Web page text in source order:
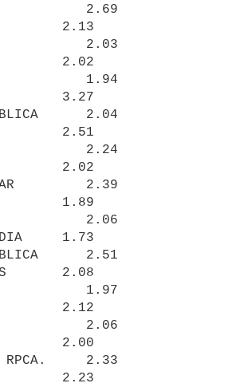
2.69
2.13
2.03
2.02
1.94
3.27
2.04
2.51
2.24
2.02
2.39
1.89
2.06
1.73
2.51
2.08
1.97
2.12
2.06
2.00
RPCA.     2.33
2.23